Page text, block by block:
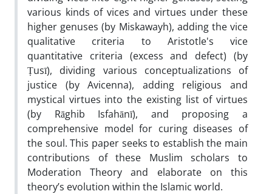
various kinds of vices and virtues under these
higher genuses (by Miskawayh), adding the vice
qualitative criteria to Aristotle's vice
quantitative criteria (excess and defect) (by
Ṭusī), dividing various conceptualizations of
justice (by Avicenna), adding religious and
mystical virtues into the existing list of virtues
(by Rāghib Isfahānī), and proposing a
comprehensive model for curing diseases of
the soul. This paper seeks to establish the main
contributions of these Muslim scholars to
Moderation Theory and elaborate on this
theory’s evolution within the Islamic world.